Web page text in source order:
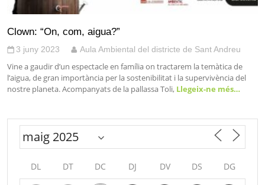
Clown: “On, com, aigua?”
3 juny 2023 Aula Ambiental del districte de Sant Andreu
Vine a gaudir d’un espectacle en família on tractarem la temàtica de
l’aigua, de gran importància per la sostenibilitat i la supervivència del
nostre planeta. Acompanyats de la pallassa Toli, Llegeix-ne més…
DL DT DC DJ DV DS DG